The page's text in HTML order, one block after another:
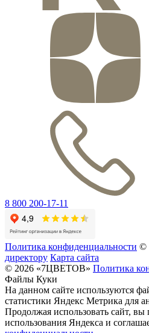
8 800 200-17-11
Политика конфиденциальности ©
директору Карта сайта
© 2026 «7ЦВЕТОВ» Политика
Файлы Куки
На данном сайте используются
статистики Яндекс Метрика для
Продолжая использовать сайт, вы
использования Яндекса и